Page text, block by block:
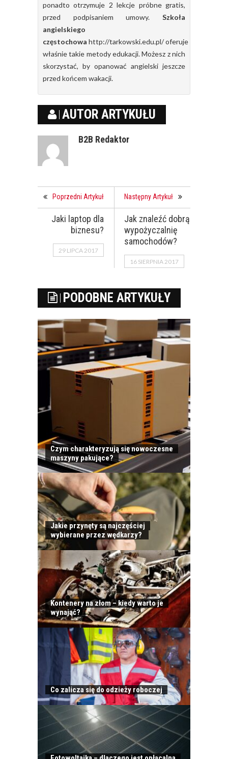
ponadto otrzymuje 2 lekcje próbne gratis,
przed podpisaniem umowy. Szkoła
angielskiego
częstochowa http://tarkowski.edu.pl/oferuje
właśnie takie metody edukacji. Możesz z nich
skorzystać, by opanować angielski jeszcze
przed końcem wakacji.
AUTOR ARTYKUŁU
B2B Redaktor
Poprzedni Artykuł
Jaki laptop dla
biznesu?
29 LIPCA 2017
Następny Artykuł
Jak znaleźć dobrą
wypożyczalnię
samochodów?
16 SIERPNIA 2017
PODOBNE ARTYKUŁY
Czym charakteryzują się nowoczesne
maszyny pakujące?
Jakie przynęty są najczęściej
wybierane przez wędkarzy?
Kontenery na złom – kiedy warto je
wynająć?
Co zalicza się do odzieży roboczej